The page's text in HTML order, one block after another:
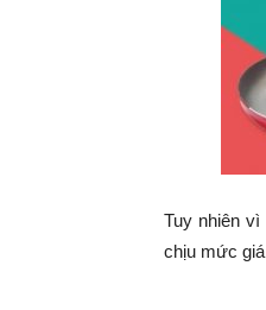
Tuy nhiên
chịu mức